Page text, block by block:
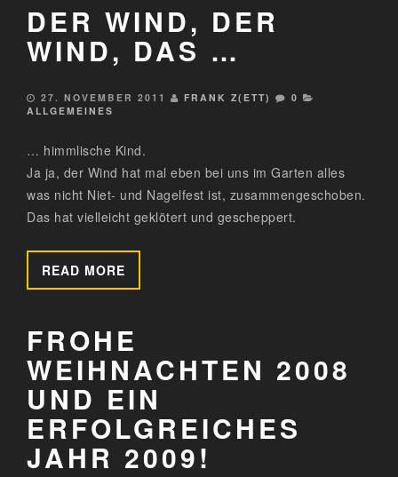
DER WIND, DER
WIND, DAS …
27. NOVEMBER 2011 FRANK Z(ETT)
0
ALLGEMEINES
… himmlische Kind.
Ja ja, der Wind hat mal eben bei uns im Garten alles
was nicht Niet- und Nagelfest ist, zusammengeschoben.
Das hat vielleicht geklötert und gescheppert.
READ MORE
FROHE
WEIHNACHTEN 2008
UND EIN
ERFOLGREICHES
JAHR 2009!